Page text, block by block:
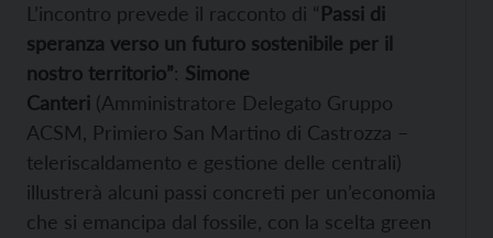
L’incontro prevede il racconto di “Passi di
speranza verso un futuro sostenibile per il
nostro territorio”: Simone
Canteri (Amministratore Delegato Gruppo
ACSM, Primiero San Martino di Castrozza –
teleriscaldamento e gestione delle centrali)
illustrerà alcuni passi concreti per un’economia
che si emancipa dal fossile, con la scelta green